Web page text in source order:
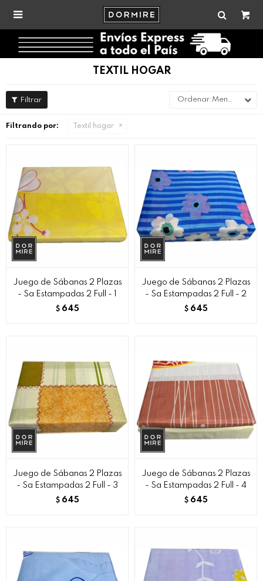

TEXTIL HOGAR
Menor precio
Filtrando por: Textil hogar
Juego de Sábanas 2 Plazas
- Sa Estampadas 2 Full - 1
$ 645
Juego de Sábanas 2 Plazas
- Sa Estampadas 2 Full - 2
$ 645
Juego de Sábanas 2 Plazas
- Sa Estampadas 2 Full - 3
$ 645
Juego de Sábanas 2 Plazas
- Sa Estampadas 2 Full - 4
$ 645